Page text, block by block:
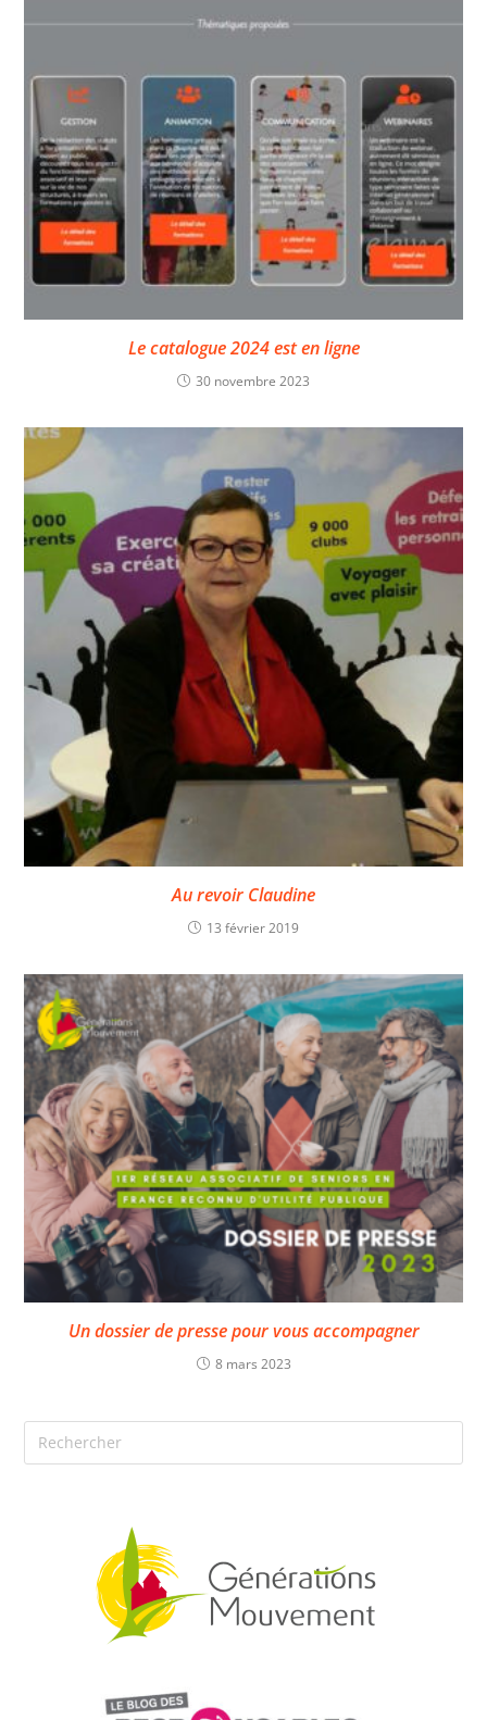
Le catalogue 2024 est en ligne
30 novembre 2023
Au revoir Claudine
13 février 2019
Un dossier de presse pour vous accompagner
8 mars 2023